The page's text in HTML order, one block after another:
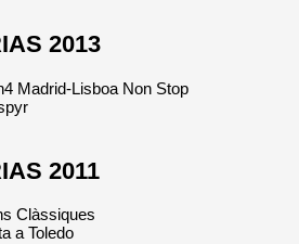
2013
Madrid-Lisboa Non Stop
2011
Clàssiques
a Toledo